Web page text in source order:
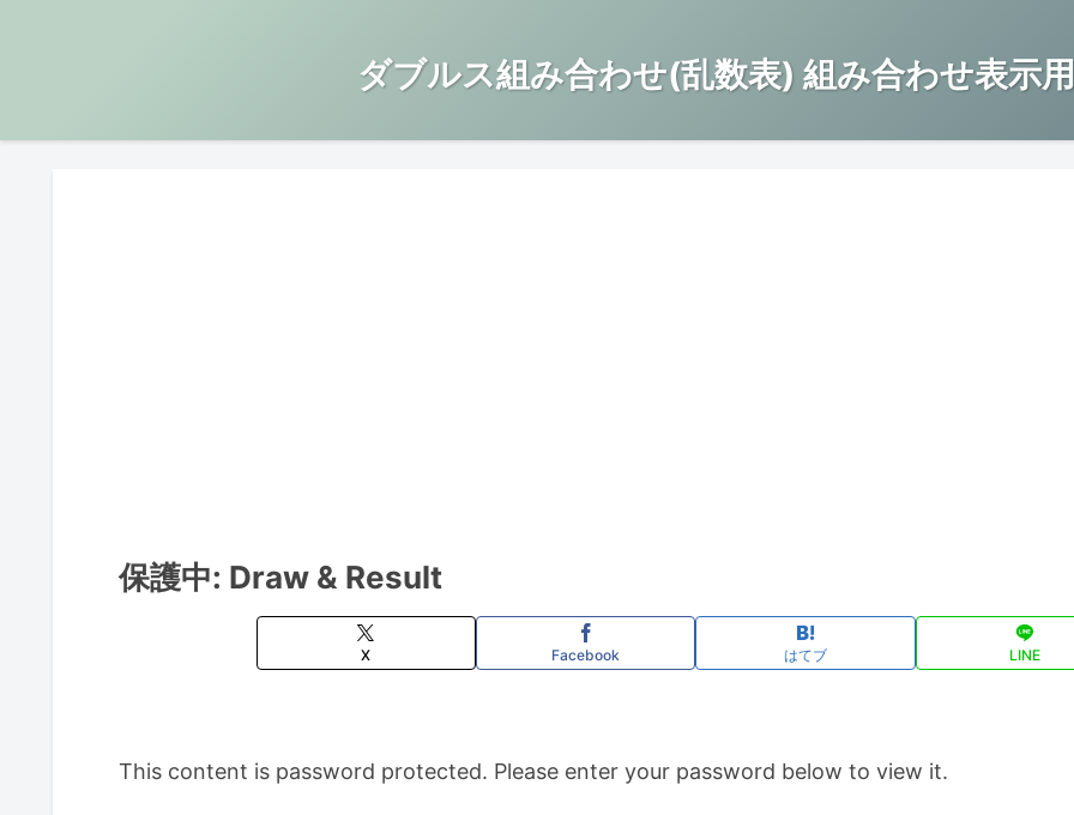
ダブルス組み合わせ(乱数表) 組み合わせ表示
保護中: Draw & Result
X Facebook はてブ LINE
This content is password protected. Please enter your password below to view it.